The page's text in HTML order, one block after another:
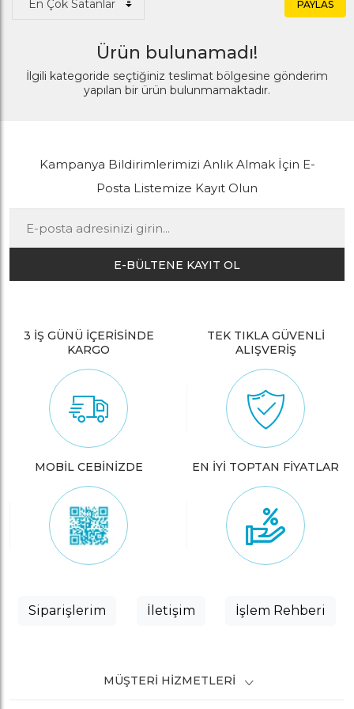
PAYLAS
Ürün bulunamadı!
İlgili kategoride seçtiğiniz teslimat bölgesine gönderim
yapılan bir ürün bulunmamaktadır.
Kampanya Bildirimlerimizi Anlık Almak İçin E-
Posta Listemize Kayıt Olun
E-BÜLTENE KAYIT OL
3 İŞ GÜNÜ İÇERİSİNDE
KARGO
TEK TIKLA GÜVENLİ
ALIŞVERİŞ
MOBİL CEBİNİZDE EN İYİ TOPTAN FİYATLAR
Siparişlerim İletişim İşlem Rehberi
MÜŞTERI HIZMETLERI